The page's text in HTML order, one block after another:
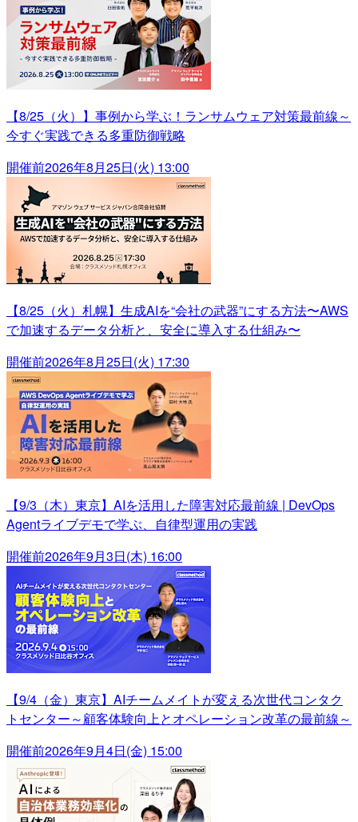
【8/25（火）】事例から学ぶ！ランサムウェア対策最前線～
今すぐ実践できる多重防御戦略
開催前2026年8月25日(火) 13:00
【8/25（火）札幌】生成AIを“会社の武器”にする方法〜AWS
で加速するデータ分析と、安全に導入する仕組み〜
開催前2026年8月25日(火) 17:30
【9/3（木）東京】AIを活用した障害対応最前線 | DevOps
Agentライブデモで学ぶ、自律型運用の実践
開催前2026年9月3日(木) 16:00
【9/4（金）東京】AIチームメイトが変える次世代コンタク
トセンター～顧客体験向上とオペレーション改革の最前線～
開催前2026年9月4日(金) 15:00